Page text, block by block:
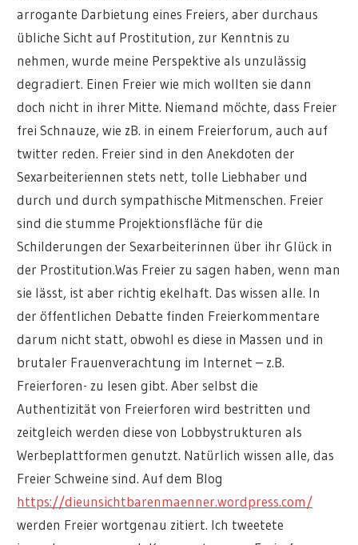
arrogante Darbietung eines Freiers, aber durchaus
übliche Sicht auf Prostitution, zur Kenntnis zu
nehmen, wurde meine Perspektive als unzulässig
degradiert. Einen Freier wie mich wollten sie dann
doch nicht in ihrer Mitte. Niemand möchte, dass Freier
frei Schnauze, wie zB. in einem Freierforum, auch auf
twitter reden. Freier sind in den Anekdoten der
Sexarbeiteriennen stets nett, tolle Liebhaber und
durch und durch sympathische Mitmenschen. Freier
sind die stumme Projektionsfläche für die
Schilderungen der Sexarbeiterinnen über ihr Glück in
der Prostitution.Was Freier zu sagen haben, wenn man
sie lässt, ist aber richtig ekelhaft. Das wissen alle. In
der öffentlichen Debatte finden Freierkommentare
darum nicht statt, obwohl es diese in Massen und in
brutaler Frauenverachtung im Internet – z.B.
Freierforen- zu lesen gibt. Aber selbst die
Authentizität von Freierforen wird bestritten und
zeitgleich werden diese von Lobbystrukturen als
Werbeplattformen genutzt. Natürlich wissen alle, das
Freier Schweine sind. Auf dem Blog
https://dieunsichtbarenmaenner.wordpress.com/
werden Freier wortgenau zitiert. Ich tweetete